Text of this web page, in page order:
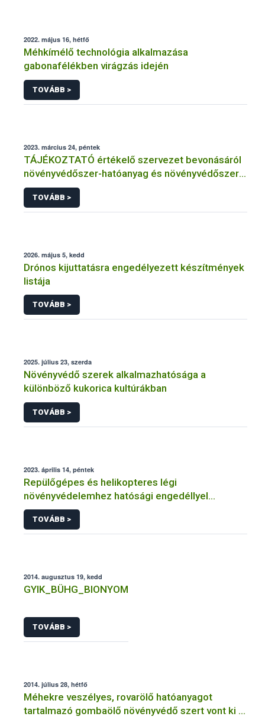
2022. május 16, hétfő
Méhkímélő technológia alkalmazása
gabonafélékben virágzás idején
TOVÁBB >
2023. március 24, péntek
TÁJÉKOZTATÓ értékelő szervezet bevonásáról
növényvédőszer-hatóanyag és növényvédőszer
engedélyezésére, továbbá a meglévő engedély
meghosszabbítására vagy módosítására irányuló
eljárásba
TOVÁBB >
2026. május 5, kedd
Drónos kijuttatásra engedélyezett készítmények
listája
TOVÁBB >
2025. július 23, szerda
Növényvédő szerek alkalmazhatósága a
különböző kukorica kultúrákban
TOVÁBB >
2023. április 14, péntek
Repülőgépes és helikopteres légi
növényvédelemhez hatósági engedéllyel
rendelkező szervezetek
TOVÁBB >
2014. augusztus 19, kedd
GYIK_BÜHG_BIONYOM
TOVÁBB >
2014. július 28, hétfő
Méhekre veszélyes, rovarölő hatóanyagot
tartalmazó gombaölő növényvédő szert vont ki a